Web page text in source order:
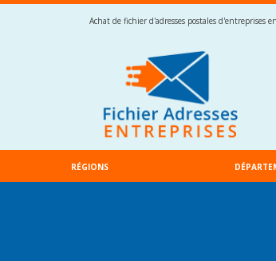
Achat de fichier d'adresses postales d'entreprises
RÉGIONS